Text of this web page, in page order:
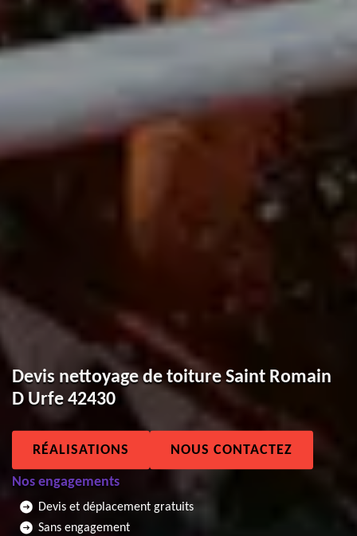
Devis nettoyage de toiture Saint Romain
D Urfe 42430
RÉALISATIONS NOUS CONTACTEZ
Nos engagements
Devis et déplacement gratuits
Sans engagement